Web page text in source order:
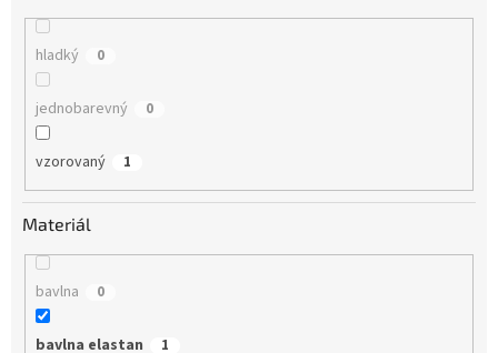
hladký 0
jednobarevný 0
vzorovaný 1
Materiál
bavlna 0
bavlna elastan 1